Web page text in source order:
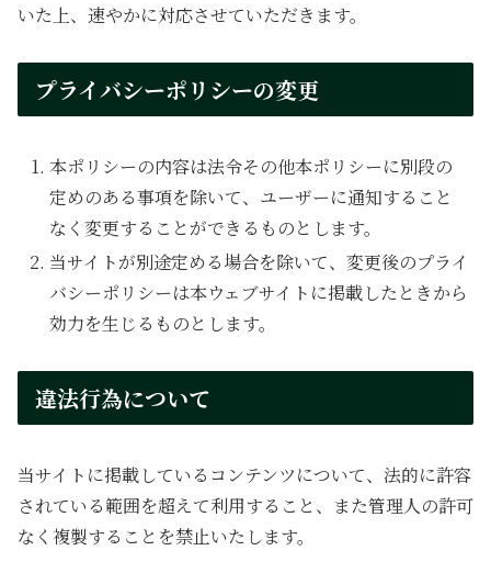
いた上、速やかに対応させていただきます。
プライバシーポリシーの変更
本ポリシーの内容は法令その他本ポリシーに別段の
定めのある事項を除いて、ユーザーに通知すること
なく変更することができるものとします。
当サイトが別途定める場合を除いて、変更後のプライ
バシーポリシーは本ウェブサイトに掲載したときから
効力を生じるものとします。
違法行為について
当サイトに掲載しているコンテンツについて、法的に許容
されている範囲を超えて利用すること、また管理人の許可
なく複製することを禁止いたします。